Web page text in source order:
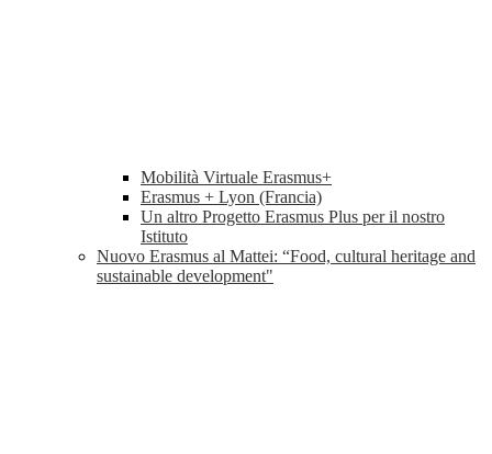
Mobilità Virtuale Erasmus+
Erasmus + Lyon (Francia)
Un altro Progetto Erasmus Plus per il nostro
Istituto
Nuovo Erasmus al Mattei: “Food, cultural heritage and
sustainable development"